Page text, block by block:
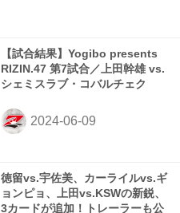
【試合結果】Yogibo presents
RIZIN.47 第7試合／上田幹雄 vs.
シェミスラブ・コバルチェク
徳留vs.宇佐美、カーライルvs.ギ
ョンピョ、上田vs.KSWの新鋭、
3カードが追加！トレーラーも公